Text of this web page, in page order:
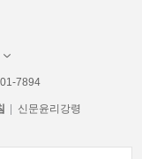
7894
신문윤리강령